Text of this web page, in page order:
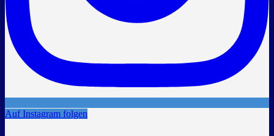
Auf Instagram folgen